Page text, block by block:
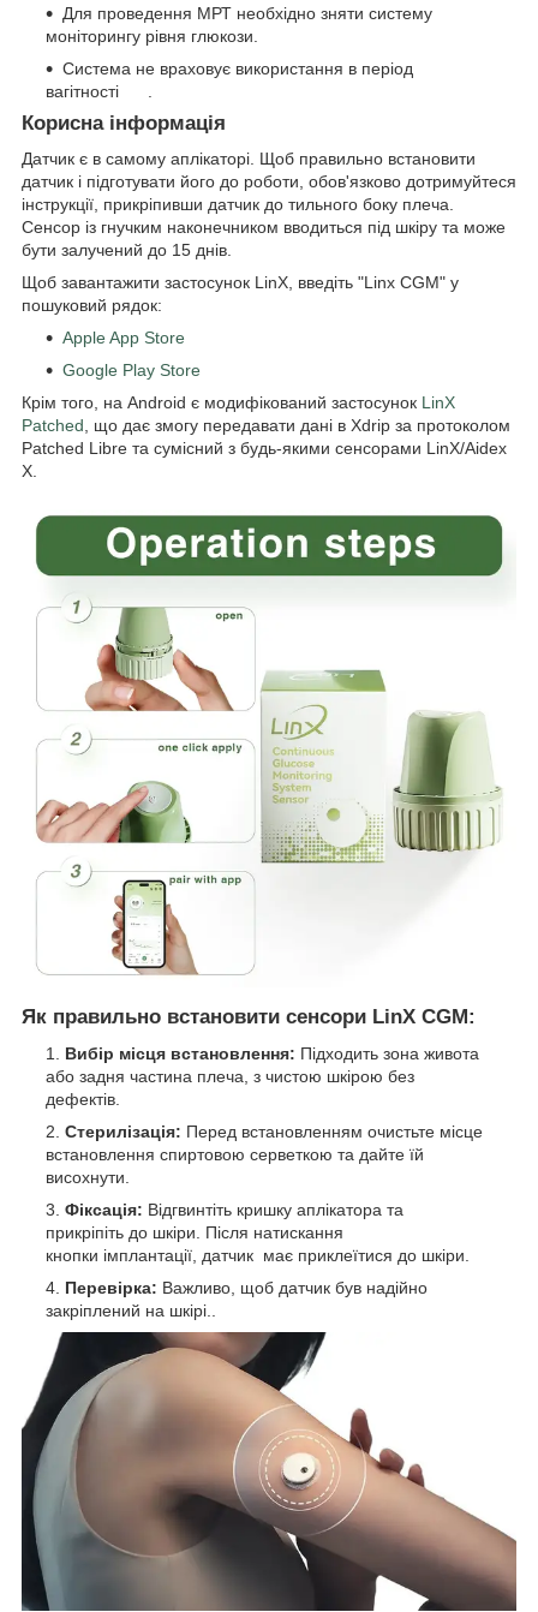
Для проведення МРТ необхідно зняти систему
моніторингу рівня глюкози.
Система не враховує використання в період
вагітності .
Корисна інформація
Датчик є в самому аплікаторі. Щоб правильно встановити
датчик і підготувати його до роботи, обов'язково дотримуйтеся
інструкції, прикріпивши датчик до тильного боку плеча.
Сенсор із гнучким наконечником вводиться під шкіру та може
бути залучений до 15 днів.
Щоб завантажити застосунок LinX, введіть "Linx CGM" у
пошуковий рядок:
Apple App Store
Google Play Store
Крім того, на Android є модифікований застосунок LinX
Patched, що дає змогу передавати дані в Xdrip за протоколом
Patched Libre та сумісний з будь-якими сенсорами LinX/Aidex
X.
Як правильно встановити сенсори LinX CGM:
Вибір місця встановлення: Підходить зона живота
або задня частина плеча, з чистою шкірою без
дефектів.
Стерилізація: Перед встановленням очистьте місце
встановлення спиртовою серветкою та дайте їй
висохнути.
Фіксація: Відгвинтіть кришку аплікатора та
прикріпіть до шкіри. Після натискання
кнопки імплантації, датчик має приклеїтися до шкіри.
Перевірка: Важливо, щоб датчик був надійно
закріплений на шкірі..